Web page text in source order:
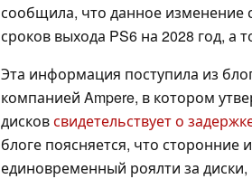
сообщила, что данное изменение
сроков выхода PS6 на 2028 год, а
Эта информация поступила из
компанией Ampere, в котором
дисковсвидетельствует о
блоге поясняется, что
единовременный роялти за